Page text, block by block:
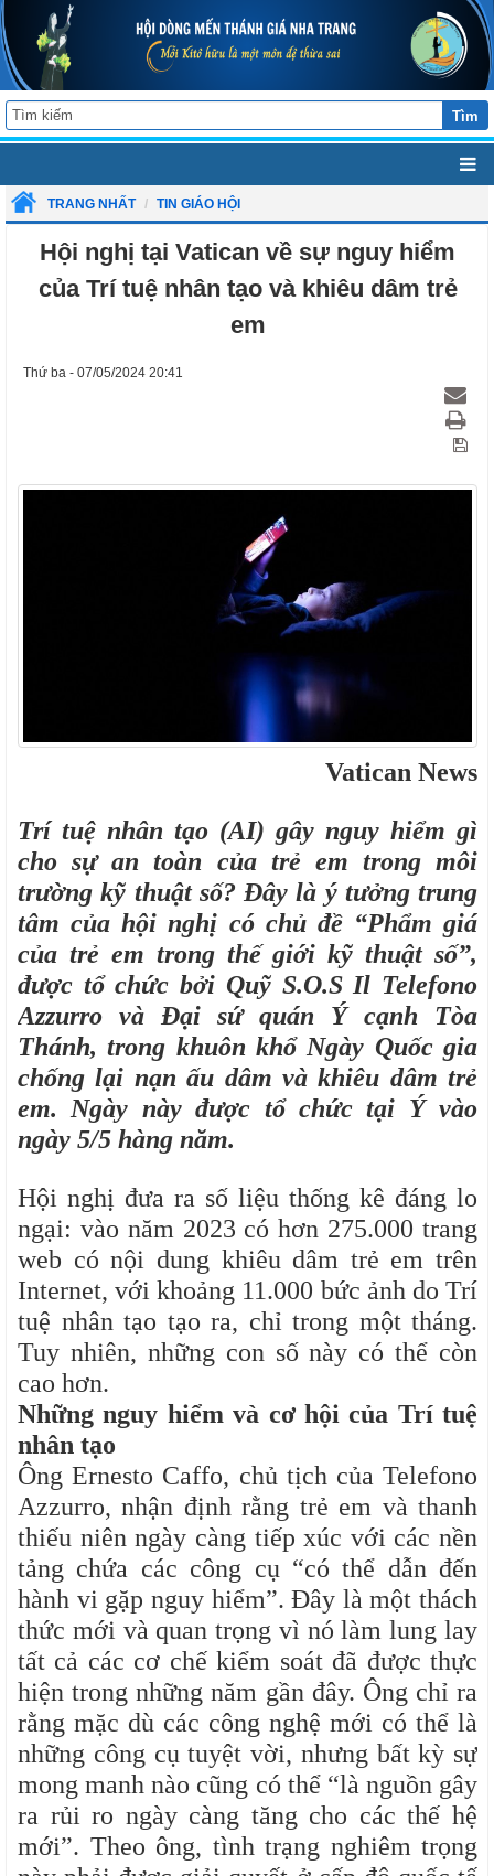
Tìm
TRANG NHẤT TIN GIÁO HỘI
Hội nghị tại Vatican về sự nguy hiểm
của Trí tuệ nhân tạo và khiêu dâm trẻ
em
Thứ ba - 07/05/2024 20:41
Vatican News
Trí tuệ nhân tạo (AI) gây nguy hiểm gì
cho sự an toàn của trẻ em trong môi
trường kỹ thuật số? Đây là ý tưởng trung
tâm của hội nghị có chủ đề “Phẩm giá
của trẻ em trong thế giới kỹ thuật số”,
được tổ chức bởi Quỹ S.O.S Il Telefono
Azzurro và Đại sứ quán Ý cạnh Tòa
Thánh, trong khuôn khổ Ngày Quốc gia
chống lại nạn ấu dâm và khiêu dâm trẻ
em. Ngày này được tổ chức tại Ý vào
ngày 5/5 hàng năm.
Hội nghị đưa ra số liệu thống kê đáng lo
ngại: vào năm 2023 có hơn 275.000 trang
web có nội dung khiêu dâm trẻ em trên
Internet, với khoảng 11.000 bức ảnh do Trí
tuệ nhân tạo tạo ra, chỉ trong một tháng.
Tuy nhiên, những con số này có thể còn
cao hơn.
Những nguy hiểm và cơ hội của Trí tuệ
nhân tạo
Ông Ernesto Caffo, chủ tịch của Telefono
Azzurro, nhận định rằng trẻ em và thanh
thiếu niên ngày càng tiếp xúc với các nền
tảng chứa các công cụ “có thể dẫn đến
hành vi gặp nguy hiểm”. Đây là một thách
thức mới và quan trọng vì nó làm lung lay
tất cả các cơ chế kiểm soát đã được thực
hiện trong những năm gần đây. Ông chỉ ra
rằng mặc dù các công nghệ mới có thể là
những công cụ tuyệt vời, nhưng bất kỳ sự
mong manh nào cũng có thể “là nguồn gây
ra rủi ro ngày càng tăng cho các thế hệ
mới”. Theo ông, tình trạng nghiêm trọng